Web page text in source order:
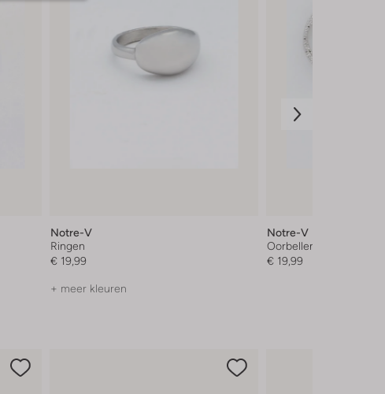
Notre-V
Ringen
€ 19,99
+ meer kleuren
Notre-V
Oorbellen
€ 19,99